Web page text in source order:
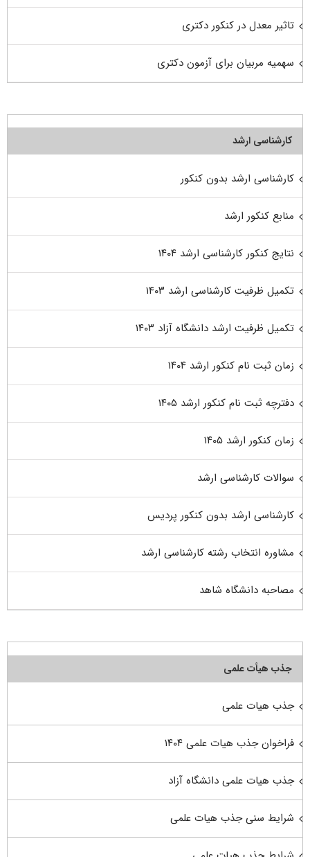
تاثیر معدل در کنکور دکتری
سهمیه مربیان برای آزمون دکتری
کارشناسی ارشد
کارشناسی ارشد بدون کنکور
منابع کنکور ارشد
نتایج کنکور کارشناسی ارشد ۱۴۰۴
تکمیل ظرفیت کارشناسی ارشد ۱۴۰۳
تکمیل ظرفیت ارشد دانشگاه آزاد ۱۴۰۳
زمان ثبت نام کنکور ارشد ۱۴۰۴
دفترچه ثبت نام کنکور ارشد ۱۴۰۵
زمان کنکور ارشد ۱۴۰۵
سوالات کارشناسی ارشد
کارشناسی ارشد بدون کنکور پردیس
مشاوره انتخاب رشته کارشناسی ارشد
مصاحبه دانشگاه شاهد
جذب هیأت علمی
جذب هیات علمی
فراخوان جذب هیات علمی ۱۴۰۴
جذب هیات علمی دانشگاه آزاد
شرایط سنی جذب هیات علمی